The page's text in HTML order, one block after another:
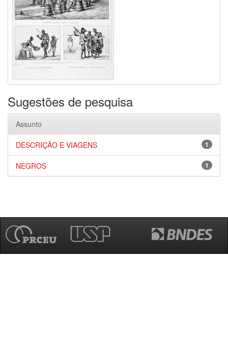
Sugestões de pesquisa
Assunto
1
DESCRIÇÃO E VIAGENS
1
NEGROS